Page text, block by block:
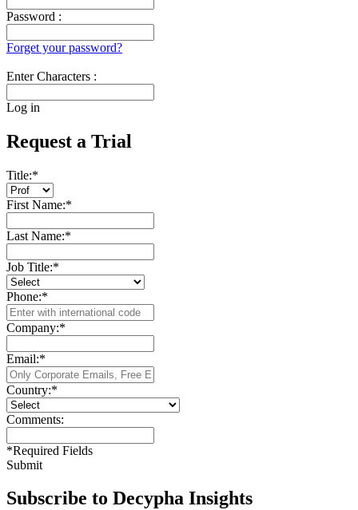
Password :
Forget your password?
Enter Characters :
Log in
Request a Trial
Title:*
First Name:*
Last Name:*
Job Title:*
Phone:*
Company:*
Email:*
Country:*
Comments:
*Required Fields
Submit
Subscribe to Decypha Insights